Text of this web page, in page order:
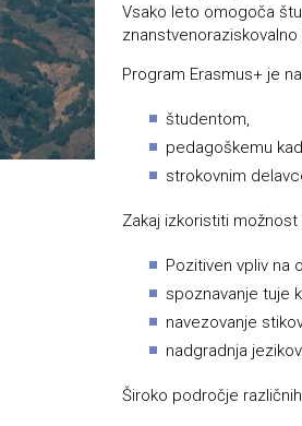
Vsako leto omogoča
Program Erasmus+ je
študentom,
pedagoškemu
strokovnim
Zakaj izkoristiti
Pozitiven vpliv na
spoznavanje tuje
navezovanje
nadgradnja
Široko področje